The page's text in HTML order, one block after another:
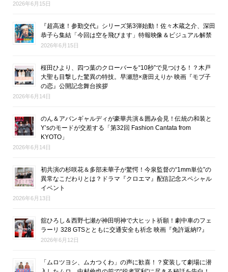
2026年6月15日
『超高速！参勤交代』シリーズ第3弾始動！佐々木蔵之介、深田
恭子ら集結「今回は空を飛びます」特報映像＆ビジュアル解禁
2026年6月15日
桜田ひより、四つ葉のクローバーを“10秒”で見つける！？木戸
大聖も目撃した驚異の特技。早瀬憩×唐田えりか 映画『モブ子
の恋』公開記念舞台挨拶
2026年6月14日
のん＆アバンギャルディが豪華共演＆囲み会見！伝統の和装と
Y’sのモードが交差する「第32回 Fashion Cantata from
KYOTO」
2026年6月14日
初共演の杉咲花＆多部未華子が驚愕！今泉監督の“1mm単位”の
異常なこだわりとは？ドラマ『クロエマ』配信記念スペシャル
イベント
2026年6月13日
舘ひろし＆西野七瀬が神田明神で大ヒット祈願！劇中車のフェ
ラーリ 328 GTSとともに交通安全も祈念 映画『免許返納!?』
2026年6月12日
「ムロツヨシ、ムカつくわ」の声に歓喜！？変装して劇場に潜